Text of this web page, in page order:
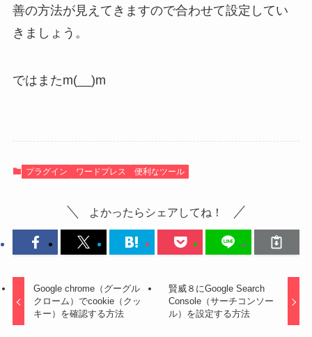
善の方法が見えてきますので合わせて設定してい
きましょう。
ではまたm(__)m
プラグイン ワードプレス 便利なツール
よかったらシェアしてね！
Google chrome（グーグル
クローム）でcookie（クッ
キー）を確認する方法
賢威８にGoogle Search
Console（サーチコンソー
ル）を設定する方法